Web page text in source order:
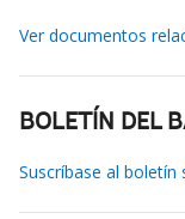
Ver documentos
BOLETÍN DEL
Suscríbase al